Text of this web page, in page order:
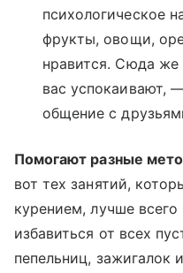
психологическое
фрукты, овощи,
нравится. Сюда же
вас успокаивают,
общение с
Помогают разные
вот тех занятий,
курением, лучше
избавиться от всех
пепельниц,